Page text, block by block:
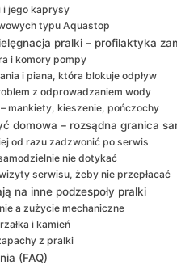
i jego kaprysy
typu Aquastop
pralki – profilaktyka
i komory pompy
i piana, która blokuje odpływ
z odprowadzaniem wody
mankiety, kieszenie, pończochy
domowa – rozsądna granica
od razu zadzwonić po serwis
nie dotykać
serwisu, żeby nie przepłacać
na inne podzespoły pralki
a zużycie mechaniczne
i kamień
z pralki
(FAQ)